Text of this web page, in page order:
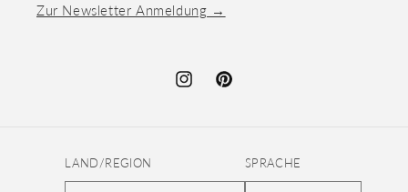
Zur Newsletter Anmeldung →
InstagramPinterest
LAND/REGION SPRACHE